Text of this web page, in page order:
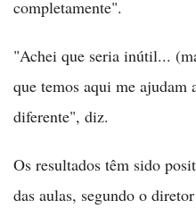
completamente".
"Achei que seria inútil...
que temos aqui me ajudam
diferente", diz.
Os resultados têm sido
das aulas, segundo o